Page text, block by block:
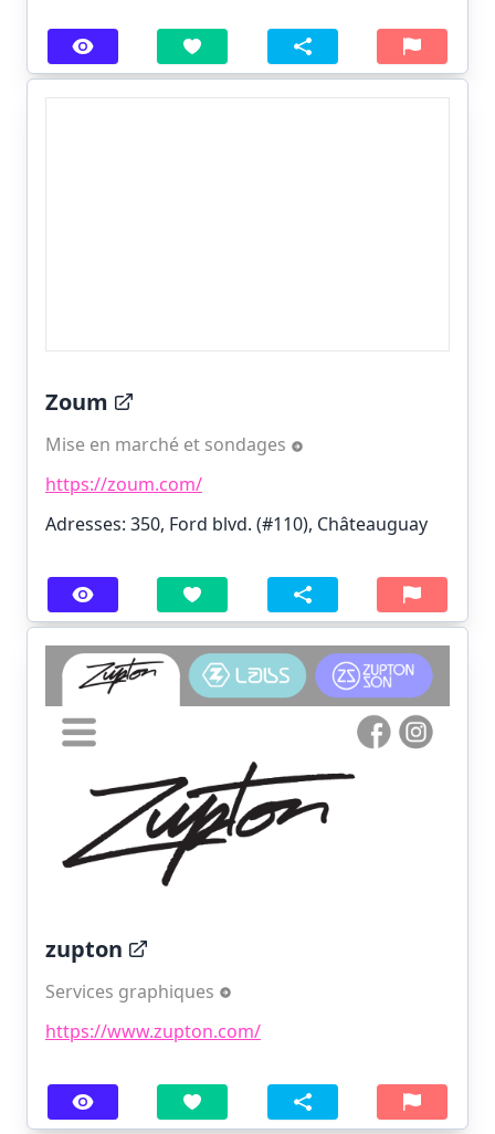
Zoum
Mise en marché et sondages
https://zoum.com/
Adresses: 350, Ford blvd. (#110), Châteauguay
zupton
Services graphiques
https://www.zupton.com/